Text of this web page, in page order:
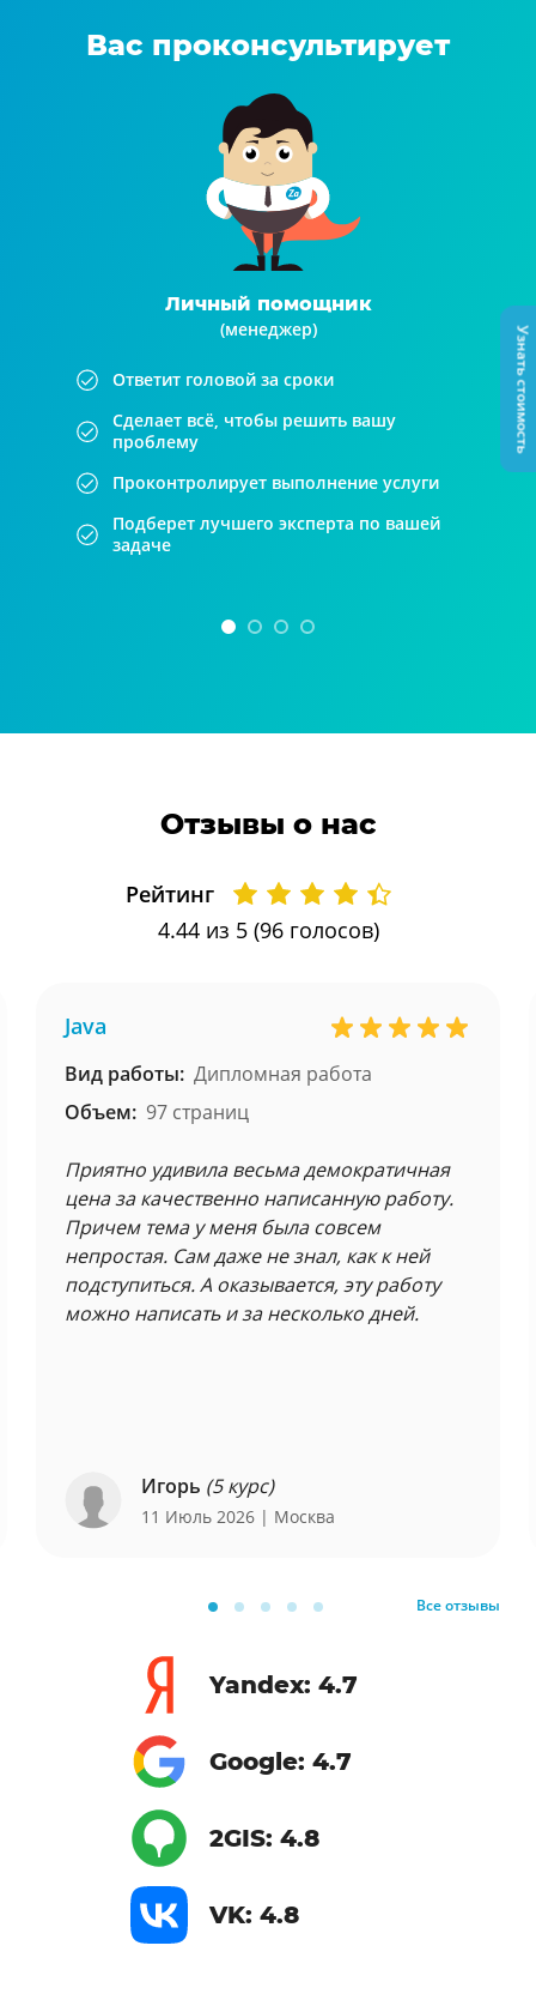
Вас проконсультирует
Личный помощник
(менеджер)
Ответит головой за сроки
Сделает всё, чтобы решить вашу
проблему
Проконтролирует выполнение услуги
Подберет лучшего эксперта по вашей
задаче
Отзывы о нас
Рейтинг
4.44из 5 (96 голосов)
Java
Вид работы: Дипломная работа
Объем: 97 страниц
Приятно удивила весьма демократичная
цена за качественно написанную работу.
Причем тема у меня была совсем
непростая. Сам даже не знал, как к ней
подступиться. А оказывается, эту работу
можно написать и за несколько дней.
Игорь (5 курс)
11 Июль 2026 | Москва
Все отзывы
Yandex: 4.7
Google: 4.7
2GIS: 4.8
VK: 4.8
Узнать стоимость